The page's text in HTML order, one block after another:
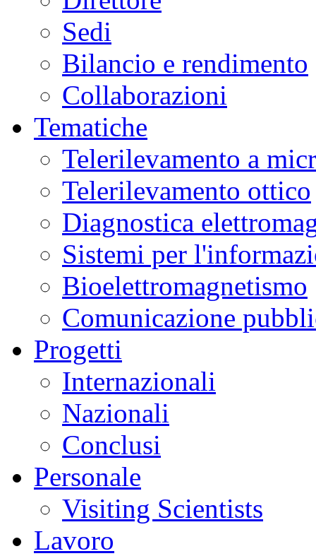
Sedi
Bilancio e rendimento
Collaborazioni
Tematiche
Telerilevamento a
Telerilevamento ottico
Diagnostica
Sistemi per
Bioelettromagnetismo
Comunicazione
Progetti
Internazionali
Nazionali
Conclusi
Personale
Visiting Scientists
Lavoro